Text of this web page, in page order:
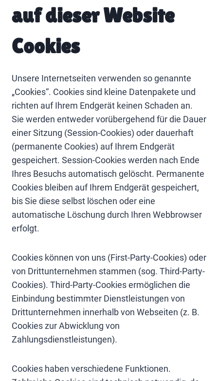
auf dieser Website
Cookies
Unsere Internetseiten verwenden so genannte
„Cookies“. Cookies sind kleine Datenpakete und
richten auf Ihrem Endgerät keinen Schaden an.
Sie werden entweder vorübergehend für die Dauer
einer Sitzung (Session-Cookies) oder dauerhaft
(permanente Cookies) auf Ihrem Endgerät
gespeichert. Session-Cookies werden nach Ende
Ihres Besuchs automatisch gelöscht. Permanente
Cookies bleiben auf Ihrem Endgerät gespeichert,
bis Sie diese selbst löschen oder eine
automatische Löschung durch Ihren Webbrowser
erfolgt.
Cookies können von uns (First-Party-Cookies) oder
von Drittunternehmen stammen (sog. Third-Party-
Cookies). Third-Party-Cookies ermöglichen die
Einbindung bestimmter Dienstleistungen von
Drittunternehmen innerhalb von Webseiten (z. B.
Cookies zur Abwicklung von
Zahlungsdienstleistungen).
Cookies haben verschiedene Funktionen.